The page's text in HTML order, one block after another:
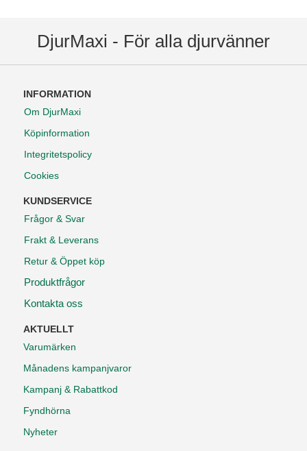
DjurMaxi - För alla djurvänner
INFORMATION
Om DjurMaxi
Köpinformation
Integritetspolicy
Cookies
KUNDSERVICE
Frågor & Svar
Frakt & Leverans
Retur & Öppet köp
Produktfrågor
Kontakta oss
AKTUELLT
Varumärken
Månadens kampanjvaror
Kampanj & Rabattkod
Fyndhörna
Nyheter